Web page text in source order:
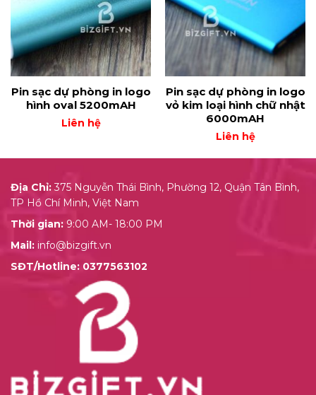
Pin sạc dự phòng in logo
hình oval 5200mAH
Liên hệ
Pin sạc dự phòng in logo
vỏ kim loại hình chữ nhật
6000mAH
Liên hệ
Địa Chỉ:375 Nguyễn Thái Bình, Phường 12, Quận Tân Bình,
TP Hồ Chí Minh, Việt Nam
Thời gian:9:00 AM- 18:00 PM
Mail: info@bizgift.vn
SĐT/Hotline: 0377563102